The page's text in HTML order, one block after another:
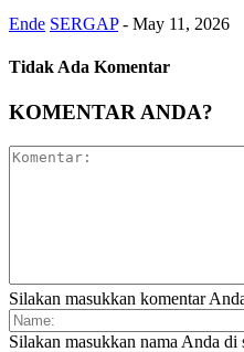
Ende SERGAP - May 11, 2026
Tidak Ada Komentar
KOMENTAR ANDA?
Silakan masukkan komentar
Silakan masukkan nama Anda di